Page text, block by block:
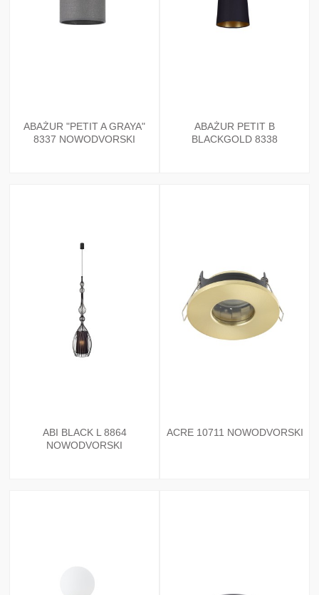
ABAŻUR "PETIT A GRAYA"
8337 NOWODVORSKI
ABAŻUR PETIT B
BLACKGOLD 8338
ABI BLACK L 8864
NOWODVORSKI
ACRE 10711 NOWODVORSKI